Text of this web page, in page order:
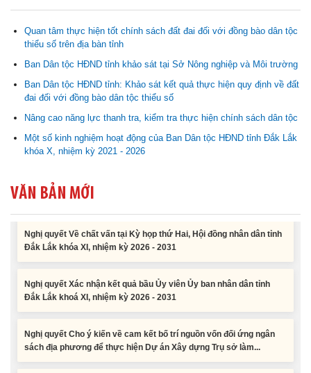
Quan tâm thực hiện tốt chính sách đất đai đối với đồng bào dân tộc
thiểu số trên địa bàn tỉnh
Ban Dân tộc HĐND tỉnh khảo sát tại Sở Nông nghiệp và Môi trường
Ban Dân tộc HĐND tỉnh: Khảo sát kết quả thực hiện quy định về đất
đai đối với đồng bào dân tộc thiểu số
Nâng cao năng lực thanh tra, kiểm tra thực hiện chính sách dân tộc
Một số kinh nghiệm hoạt động của Ban Dân tộc HĐND tỉnh Đắk Lắk
khóa X, nhiệm kỳ 2021 - 2026
VĂN BẢN MỚI
sách địa phương để thực hiện Dự án Xây dựng Trụ sở làm...
phép kéo dài thời gian sang năm 2026 thực hiện và giải...
Nghị quyết Vê việc điều chinh và phân bổ chi tiết kế hoạch đầu tư